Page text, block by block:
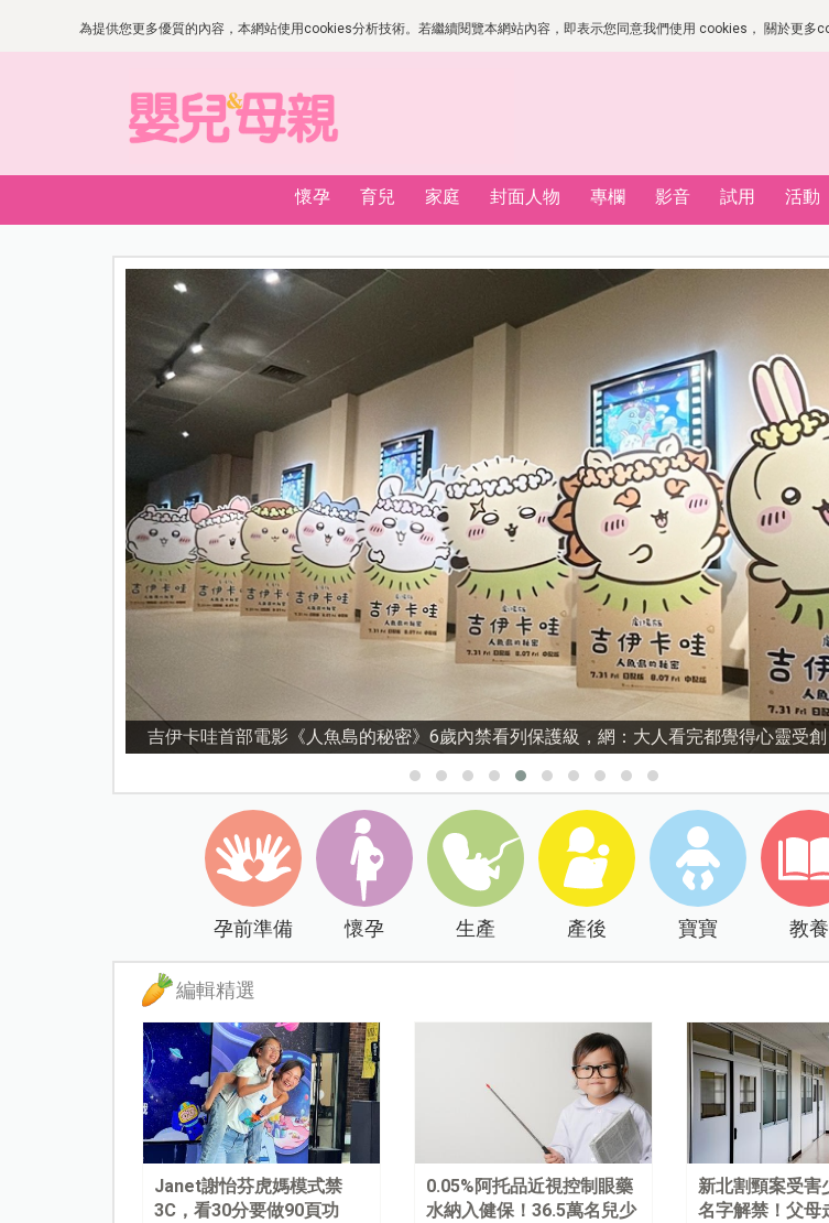
為提供您更多優質的內容，本網站使用cookies分析技術。若繼續閱覽本網站內容，即表示您同意我們使用 cookies， 關於更多
懷孕 育兒 家庭 封面人物 專欄 影音 試用 活動
吉伊卡哇首部電影《人魚島的秘密》6歲內禁看列保護級，網：大人看完都覺得心靈受創
孕前準備 懷孕 生產 產後 寶寶 教養
編輯精選
Janet謝怡芬虎媽模式禁
3C，看30分要做90頁功
0.05%阿托品近視控制眼藥
水納入健保！36.5萬名兒少
新北割頸案受害
名字解禁！父母